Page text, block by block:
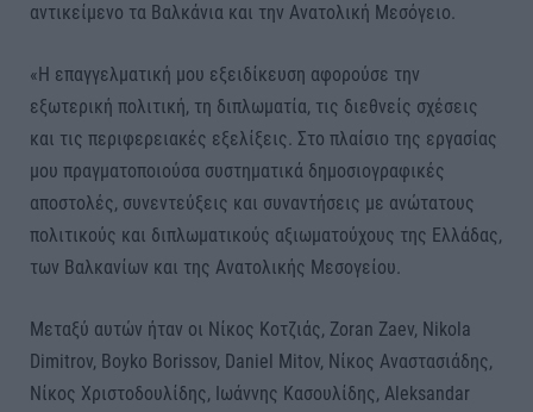
αντικείμενο τα Βαλκάνια και την Ανατολική Μεσόγειο.
«Η επαγγελματική μου εξειδίκευση αφορούσε την
εξωτερική πολιτική, τη διπλωματία, τις διεθνείς σχέσεις
και τις περιφερειακές εξελίξεις. Στο πλαίσιο της εργασίας
μου πραγματοποιούσα συστηματικά δημοσιογραφικές
αποστολές, συνεντεύξεις και συναντήσεις με ανώτατους
πολιτικούς και διπλωματικούς αξιωματούχους της Ελλάδας,
των Βαλκανίων και της Ανατολικής Μεσογείου.
Μεταξύ αυτών ήταν οι Νίκος Κοτζιάς, Zoran Zaev, Nikola
Dimitrov, Boyko Borissov, Daniel Mitov, Νίκος Αναστασιάδης,
Νίκος Χριστοδουλίδης, Ιωάννης Κασουλίδης, Aleksandar